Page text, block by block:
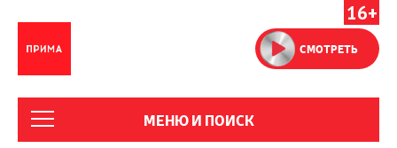
16+
СМОТРЕТЬ
МЕНЮ И ПОИСК